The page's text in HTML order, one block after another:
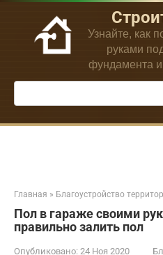
Перейти
контенту
Узнайте, как
руками
фундамента
Поиск:
Главная » Благоустройство
Пол в гараже своими
правильно залить пол
Опубликовано: 24 Ноя 2020